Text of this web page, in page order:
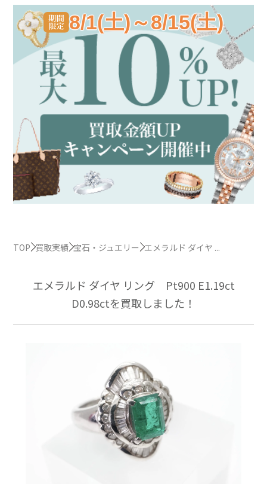
8/1(土)～8/15(土)
TOP 買取実績 宝石・ジュエリー エメラルド ダイヤ ...
エメラルド ダイヤ リング Pt900 E1.19ct
D0.98ctを買取しました！